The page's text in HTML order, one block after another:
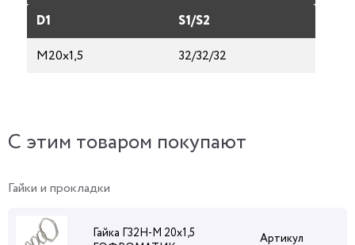
D1
S1/S2
М20х1,5
32/32/32
C этим товаром покупают
Гайки и прокладки
Гайка Г32Н-М 20х1,5
Артикул